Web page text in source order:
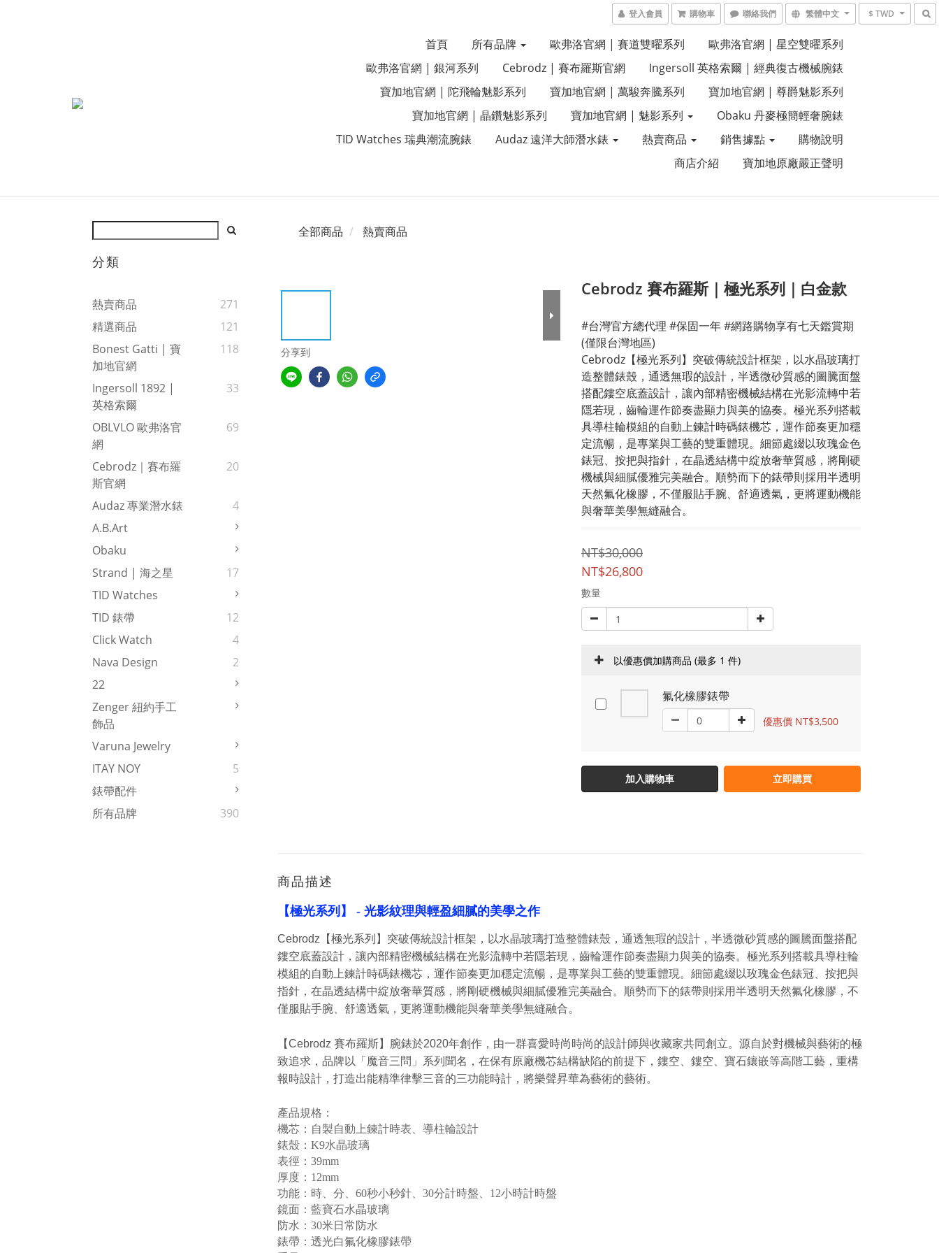
登入會員 購物車 聯絡我們 繁體中文 $ TWD
首頁 所有品牌 歐弗洛官網 | 賽道雙曜系列
歐弗洛官網 | 星空雙曜系列
歐弗洛官網 | 銀河系列
Cebrodz | 賽布羅斯官網
Ingersoll 英格索爾 | 經典復古機械腕錶
寶加地官網 | 陀飛輪魅影系列
寶加地官網 | 萬駿奔騰系列
寶加地官網 | 尊爵魅影系列
寶加地官網 | 晶鑽魅影系列
寶加地官網 | 魅影系列
Obaku 丹麥極簡輕奢腕錶
TID Watches 瑞典潮流腕錶
Audaz 遠洋大師潛水錶 熱賣商品 銷售據點
購物說明
商店介紹
寶加地原廠嚴正聲明
分類
熱賣商品
271
精選商品
121
Bonest Gatti | 寶
加地官網
118
Ingersoll 1892 |
英格索爾
33
OBLVLO 歐弗洛官
網
69
Cebrodz｜賽布羅
斯官網
20
Audaz 專業潛水錶
4
A.b.art
Obaku
Strand | 海之星
17
TID Watches
TID 錶帶
12
Click Watch
4
Nava Design
2
22
Zenger 紐約手工
飾品
Varuna Jewelry
ITAY NOY
5
錶帶配件
所有品牌
390
全部商品 熱賣商品
分享到
Cebrodz 賽布羅斯｜極光系列｜白金款
#台灣官方總代理 #保固一年 #網路購物享有七天鑑賞期
(僅限台灣地區)
Cebrodz【極光系列】突破傳統設計框架，以水晶玻璃打
造整體錶殼，通透無瑕的設計，半透微砂質感的圖騰面盤
搭配鏤空底蓋設計，讓內部精密機械結構在光影流轉中若
隱若現，齒輪運作節奏盡顯力與美的協奏。極光系列搭載
具導柱輪模組的自動上鍊計時碼錶機芯，運作節奏更加穩
定流暢，是專業與工藝的雙重體現。細節處綴以玫瑰金色
錶冠、按把與指針，在晶透結構中綻放奢華質感，將剛硬
機械與細膩優雅完美融合。順勢而下的錶帶則採用半透明
天然氟化橡膠，不僅服貼手腕、舒適透氣，更將運動機能
與奢華美學無縫融合。
NT$30,000
NT$26,800
數量
以優惠價加購商品 (最多 1 件)
氟化橡膠錶帶
優惠價 NT$3,500
加入購物車 立即購買
商品描述
【極光系列 】 - 光影紋理與輕盈細膩的美學之作
Cebrodz【極光系列】突破傳統設計框架，以水晶玻璃打造整體錶殼，通透無瑕的設計，半透微砂質感的圖騰面盤搭配
鏤空底蓋設計，讓內部精密機械結構在光影流轉中若隱若現，齒輪運作節奏盡顯力與美的協奏。極光系列搭載具導柱輪
模組的自動上鍊計時碼錶機芯，運作節奏更加穩定流暢，是專業與工藝的雙重體現。細節處綴以玫瑰金色錶冠、按把與
指針，在晶透結構中綻放奢華質感，將剛硬機械與細膩優雅完美融合。順勢而下的錶帶則採用半透明天然氟化橡膠，不
僅服貼手腕、舒適透氣，更將運動機能與奢華美學無縫融合。
【Cebrodz 賽布羅斯】腕錶於2020年創作，由一群喜愛時尚時尚的設計師與收藏家共同創立。源自於對機械與藝術的極
致追求，品牌以「魔音三問」系列聞名，在保有原廠機芯結構缺陷的前提下，鏤空、鏤空、寶石鑲嵌等高階工藝，重構
報時設計，打造出能精準律擊三音的三功能時計，將樂聲昇華為藝術的藝術。
產品規格：
機芯：自製自動上鍊計時表 、導柱輪設計
錶殼： K9水晶玻璃
表徑：39mm
厚度：12mm
功能：時、分 、60秒小秒針、30分計時盤
12小時計時盤
鏡面：藍寶石水晶玻璃
防水：30米日常防水
錶帶：透光白氟化橡膠錶帶